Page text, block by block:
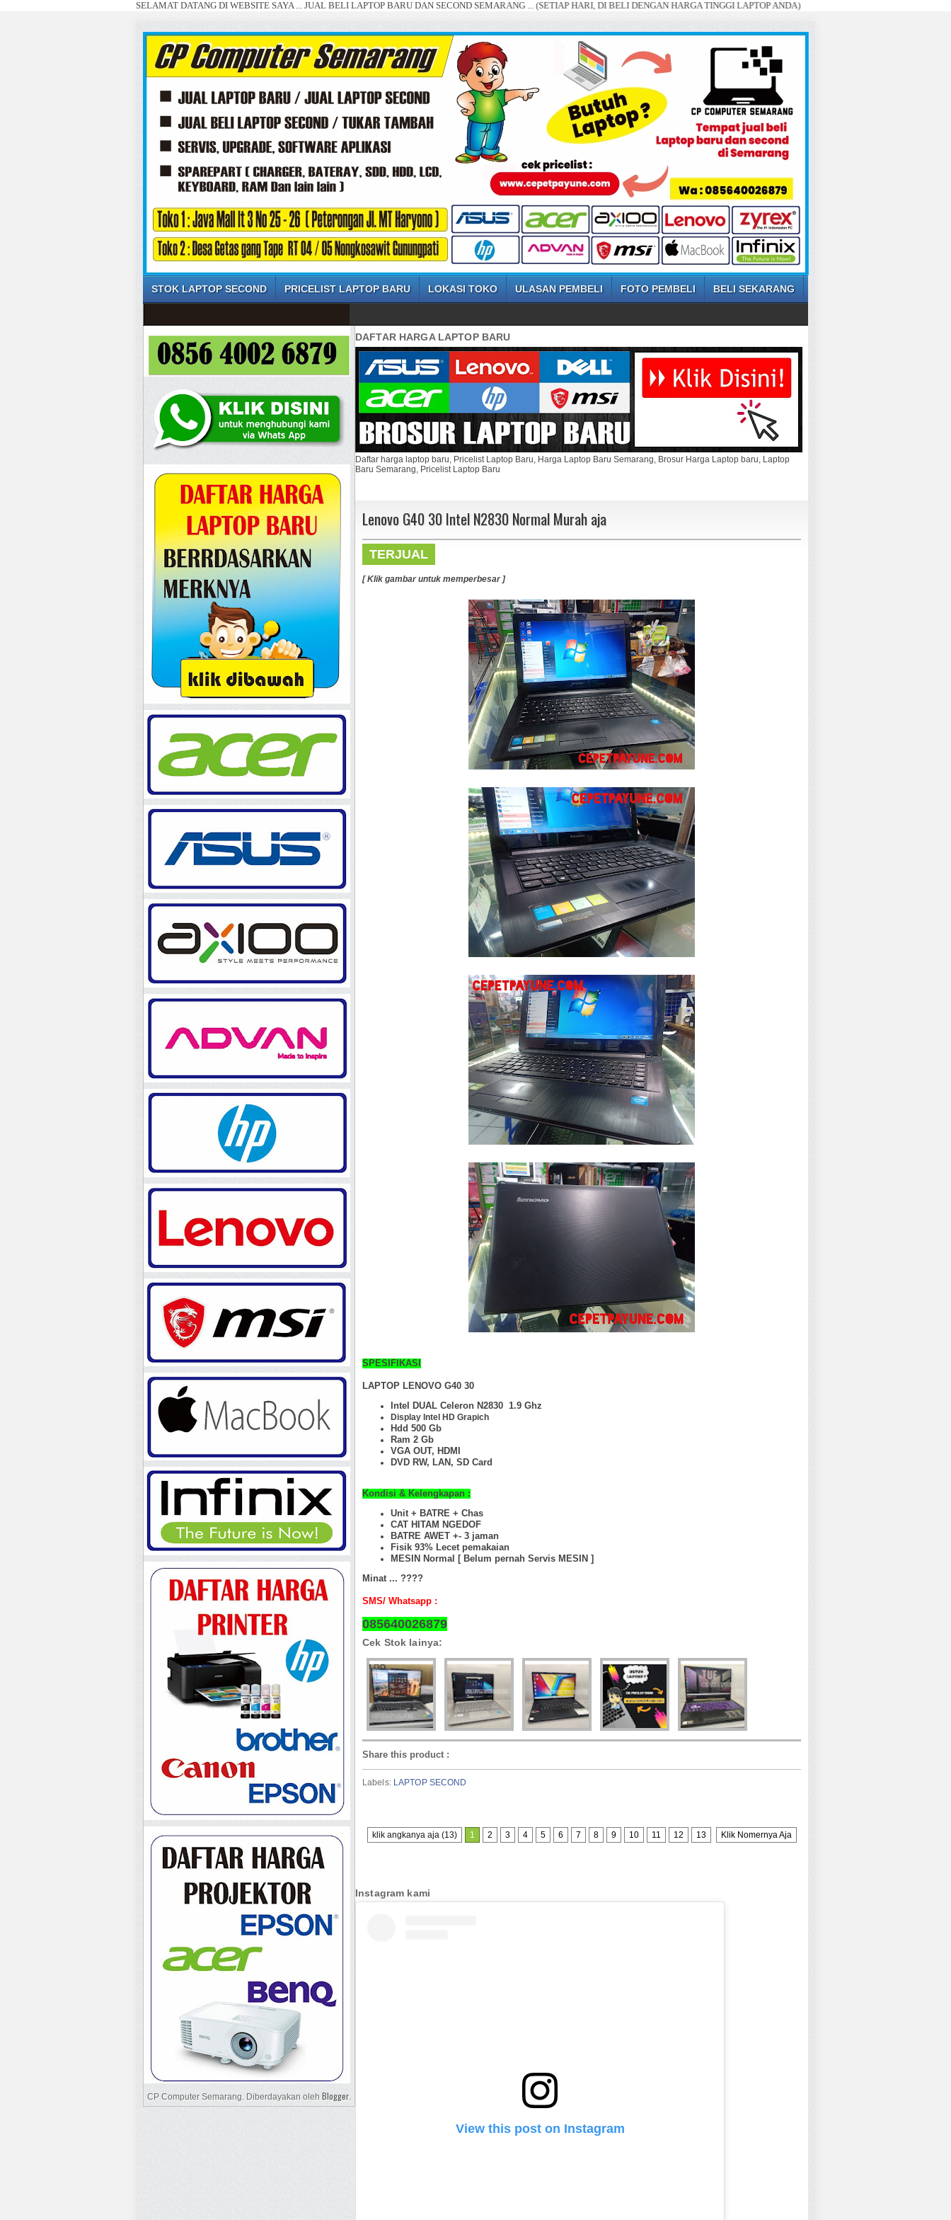
SELAMAT DATANG DI WEBSITE SAYA ... JUAL BELI LAPTOP BARU DAN SECOND SEMARANG ... (SETIAP HARI, DI BELI DENGAN HARGA TINGGI LAPTOP ANDA)
STOK LAPTOP SECOND PRICELIST LAPTOP BARU LOKASI TOKO ULASAN PEMBELI FOTO PEMBELI BELI SEKARANG
DAFTAR HARGA LAPTOP BARU
Daftar harga laptop baru, Pricelist Laptop Baru, Harga Laptop Baru Semarang, Brosur Harga Laptop baru, Laptop
Baru Semarang, Pricelist Laptop Baru
Lenovo G40 30 Intel N2830 Normal Murah aja
TERJUAL
[ Klik gambar untuk memperbesar ]
SPESIFIKASI
LAPTOP LENOVO G40 30
Intel DUAL Celeron N2830 1.9 Ghz
Display Intel HD Grapich
Hdd 500 Gb
Ram 2 Gb
VGA OUT, HDMI
DVD RW, LAN, SD Card
Kondisi & Kelengkapan :
Unit + BATRE + Chas
CAT HITAM NGEDOF
BATRE AWET +- 3 jaman
Fisik 93% Lecet pemakaian
MESIN Normal [ Belum pernah Servis MESIN ]
Minat ... ????
SMS/ Whatsapp :
085640026879
Cek Stok lainya:
Share this product :
Labels: LAPTOP SECOND
klik angkanya aja (13) 1 2 3 4 5 6 7 8 9 10 11 12 13 Klik Nomernya Aja
Instagram kami
View this post on Instagram
CP Computer Semarang. Diberdayakan oleh Blogger.